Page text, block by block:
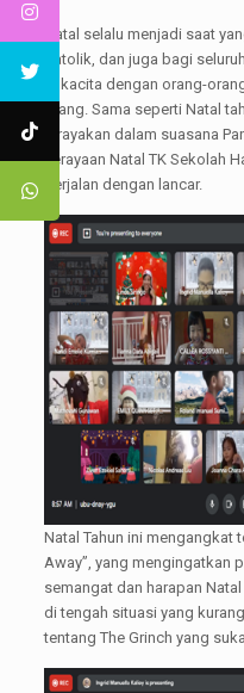
Natal selalu menjadi saat
Katolik, dan juga bagi
sukacita dengan orang-
orang. Sama seperti Natal
dirayakan dalam suasana
Perayaan Natal TK Sekolah
berjalan dengan lancar.
Natal Tahun ini mengangkat
Away”, yang mengingatkan
semangat dan harapan
di tengah situasi yang
tentang The Grinch yang